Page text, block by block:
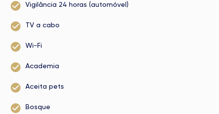
Vigilância 24 horas (automóvel)
TV a cabo
Wi-Fi
Academia
Aceita pets
Bosque